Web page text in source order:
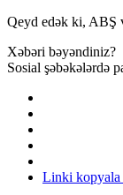
Qeyd edək ki, ABŞ
Xəbəri bəyəndiniz?
Sosial şəbəkələrdə
Linki kopyala